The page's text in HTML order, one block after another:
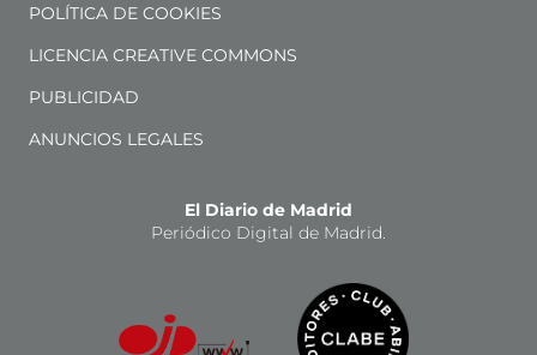
POLÍTICA DE COOKIES
LICENCIA CREATIVE COMMONS
PUBLICIDAD
ANUNCIOS LEGALES
El Diario de Madrid
Periódico Digital de Madrid.